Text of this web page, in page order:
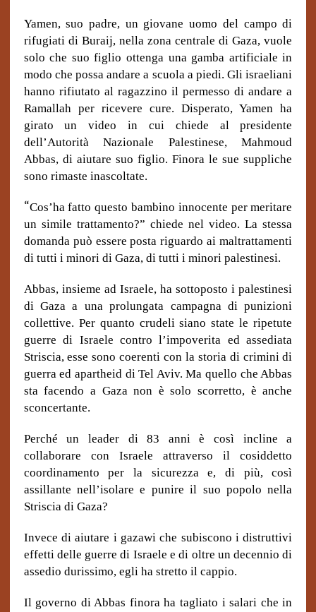
Yamen, suo padre, un giovane uomo del campo di
rifugiati di Buraij, nella zona centrale di Gaza, vuole
solo che suo figlio ottenga una gamba artificiale in
modo che possa andare a scuola a piedi. Gli israeliani
hanno rifiutato al ragazzino il permesso di andare a
Ramallah per ricevere cure. Disperato, Yamen ha
girato un video in cui chiede al presidente
dell’Autorità Nazionale Palestinese, Mahmoud
Abbas, di aiutare suo figlio.Finora le sue suppliche
sono rimaste inascoltate.
“Cos’ha fatto questo bambino innocente per meritare
un simile trattamento?” chiede nel video. La stessa
domanda può essere posta riguardo ai maltrattamenti
di tutti i minori di Gaza, di tutti i minori palestinesi.
Abbas, insieme ad Israele, ha sottoposto i palestinesi
di Gaza a una prolungata campagna di punizioni
collettive. Per quanto crudeli siano state le ripetute
guerre di Israele contro l’impoverita ed assediata
Striscia, esse sono coerenti con la storia di crimini di
guerra ed apartheid di Tel Aviv. Ma quello che Abbas
sta facendo a Gaza non è solo scorretto, è anche
sconcertante.
Perché un leader di 83 anni è così incline a
collaborare con Israele attraverso il cosiddetto
coordinamento per la sicurezza e, di più, così
assillante nell’isolare e punire il suo popolo nella
Striscia di Gaza?
Invece di aiutare i gazawi che subiscono i distruttivi
effetti delle guerre di Israele e di oltre un decennio di
assedio durissimo, egli ha stretto il cappio.
Il governo di Abbas finora ha tagliato i salari che in